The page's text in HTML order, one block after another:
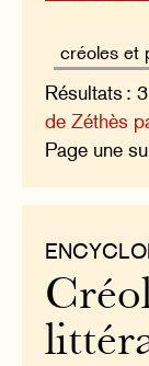
Résultats :
de Zéthès
Page une